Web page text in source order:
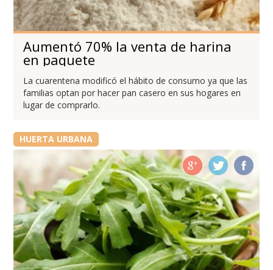
Aumentó 70% la venta de harina
en paquete
La cuarentena modificó el hábito de consumo ya que las
familias optan por hacer pan casero en sus hogares en
lugar de comprarlo.
HUERTA URBANA